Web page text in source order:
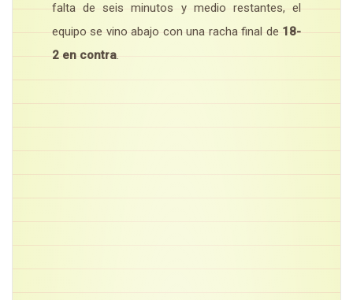
falta de seis minutos y medio restantes, el
equipo se vino abajo con una racha final de 18-
2 en contra.